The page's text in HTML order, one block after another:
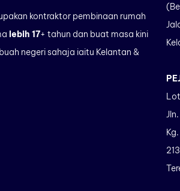
kontraktor pembinaan rumah
lebih 17+ tahun dan buat masa kini
negeri sahaja iaitu Kelantan &